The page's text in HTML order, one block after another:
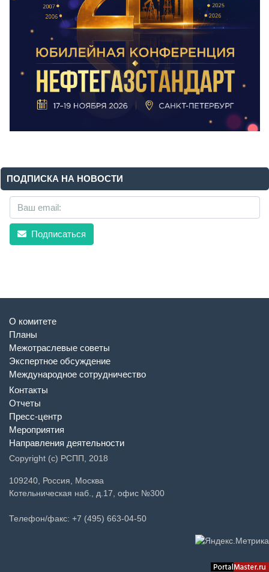
ПОДПИСКА НА НОВОСТИ
Подписаться
О комитете
Планы
Межотраслевые советы
Экспертное обсуждение
Международное сотрудничество
Контакты
Отчеты
Пресс-центр
Мероприятия
Направления деятельности
Copyright (c) РСПП, 2018
109240, Россия, Москва
Котельническая наб., д.17, офис №300
Телефон/факс: +7 (495) 663-04-50